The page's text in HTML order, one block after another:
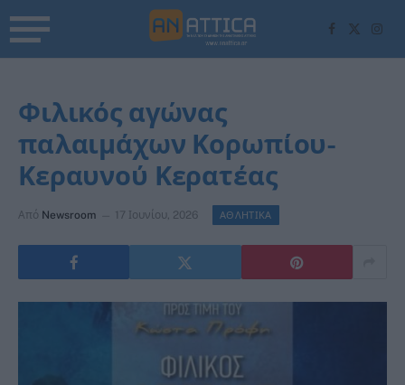
Facebook
X
(Twitter)
Φιλικός αγώνας
παλαιμάχων Κορωπίου-
Κεραυνού Κερατέας
Από Newsroom 17 Ιουνίου, 2026 ΑΘΛΗΤΙΚΑ